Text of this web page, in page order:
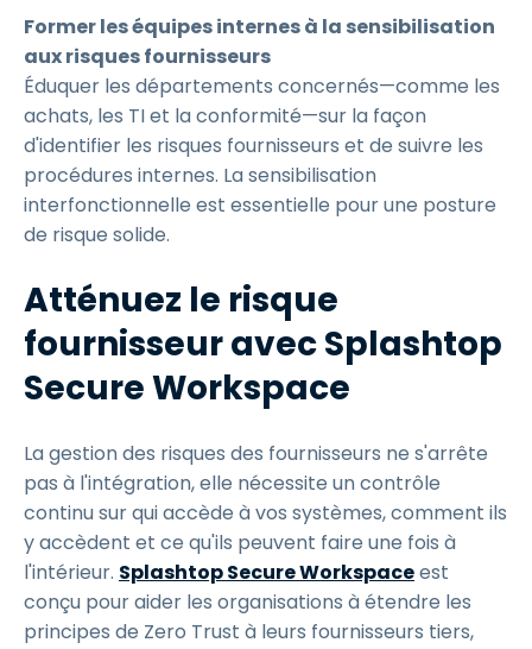
Former les équipes internes à la sensibilisation
aux risques fournisseurs
Éduquer les départements concernés—comme les
achats, les TI et la conformité—sur la façon
d'identifier les risques fournisseurs et de suivre les
procédures internes. La sensibilisation
interfonctionnelle est essentielle pour une posture
de risque solide.
Atténuez le risque
fournisseur avec Splashtop
Secure Workspace
La gestion des risques des fournisseurs ne s'arrête
pas à l'intégration, elle nécessite un contrôle
continu sur qui accède à vos systèmes, comment ils
y accèdent et ce qu'ils peuvent faire une fois à
l'intérieur. Splashtop Secure Workspaceest
conçu pour aider les organisations à étendre les
principes de Zero Trust à leurs fournisseurs tiers,